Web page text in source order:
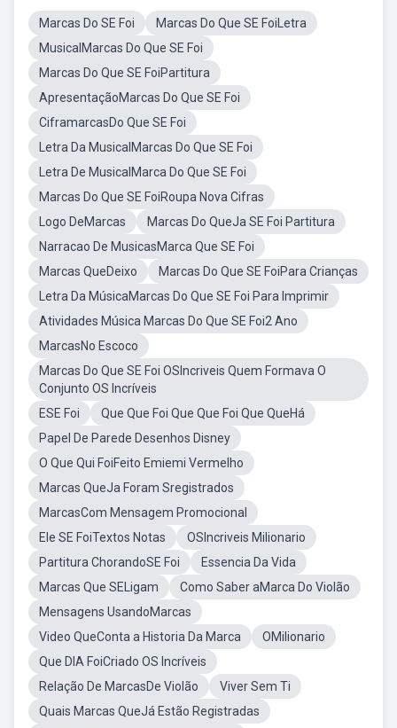
Marcas Do SE Foi
Marcas Do Que SE FoiLetra
MusicalMarcas Do Que SE Foi
Marcas Do Que SE FoiPartitura
ApresentaçãoMarcas Do Que SE Foi
CiframarcasDo Que SE Foi
Letra Da MusicalMarcas Do Que SE Foi
Letra De MusicalMarca Do Que SE Foi
Marcas Do Que SE FoiRoupa Nova Cifras
Logo DeMarcas
Marcas Do QueJa SE Foi Partitura
Narracao De MusicasMarca Que SE Foi
Marcas QueDeixo
Marcas Do Que SE FoiPara Crianças
Letra Da MúsicaMarcas Do Que SE Foi Para Imprimir
Atividades Música Marcas Do Que SE Foi2 Ano
MarcasNo Escoco
Marcas Do Que SE Foi OSIncriveis Quem Formava O
Conjunto OS Incríveis
ESE Foi
Que Que Foi Que Que Foi Que QueHá
Papel De Parede Desenhos Disney
O Que Qui FoiFeito Emiemi Vermelho
Marcas QueJa Foram Sregistrados
MarcasCom Mensagem Promocional
Ele SE FoiTextos Notas
OSIncriveis Milionario
Partitura ChorandoSE Foi
Essencia Da Vida
Marcas Que SELigam
Como Saber aMarca Do Violão
Mensagens UsandoMarcas
Video QueConta a Historia Da Marca
OMilionario
Que DIA FoiCriado OS Incríveis
Relação De MarcasDe Violão
Viver Sem Ti
Quais Marcas QueJá Estão Registradas